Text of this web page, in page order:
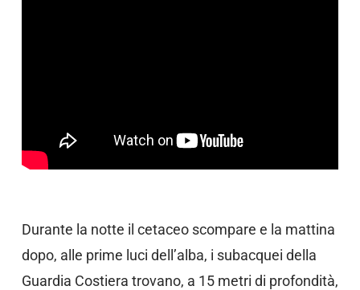
Durante la notte il cetaceo scompare e la mattina
dopo, alle prime luci dell’alba, i subacquei della
Guardia Costiera trovano, a 15 metri di profondità,